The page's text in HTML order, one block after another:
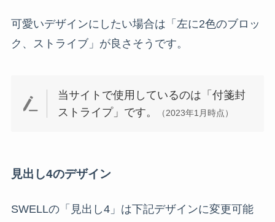
可愛いデザインにしたい場合は「左に2色のブロッ
ク、ストライブ」が良さそうです。
当サイトで使用しているのは「付箋封
ストライプ」です。
（2023年1月時点）
見出し4のデザイン
SWELLの「見出し4」は下記デザインに変更可能